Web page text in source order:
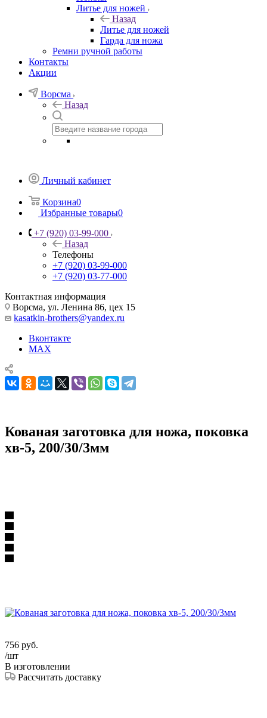
Литье для ножей
Назад
Литье для ножей
Гарда для ножа
Ремни ручной работы
Контакты
Акции
Ворсма
Назад
Личный кабинет
Корзина0
Избранные товары0
+7 (920) 03-99-000
Назад
Телефоны
+7 (920) 03-99-000
+7 (920) 03-77-000
Контактная информация
Ворсма, ул. Ленина 86, цех 15
kasatkin-brothers@yandex.ru
Вконтакте
MAX
Кованая заготовка для ножа, поковка
хв-5, 200/30/3мм
756 руб.
/шт
В изготовлении
Рассчитать доставку